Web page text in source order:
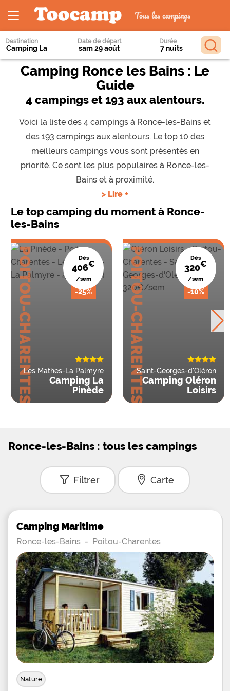
Tous les campings
Destination Date de départ Durée
Camping Ronce les Bains : Le
Guide
4 campings et 193 aux alentours.
Voici la liste des 4 campings à Ronce-les-Bains et
des 193 campings aux alentours. Le top 10 des
meilleurs campings vous sont présentés en
priorité. Ce sont les plus populaires à Ronce-les-
Bains et à proximité.
> Lire +
Le top camping du moment à Ronce-
les-Bains
POITOU-CHARENTES Dès
406€
/sem
-25%
Les Mathes-La Palmyre
Camping La
Pinède
POITOU-CHARENTES Dès
320€
/sem
-10%
Saint-Georges-d'Oléron
Camping Oléron
Loisirs
Ronce-les-Bains : tous les campings
Filtrer Carte
Camping Maritime
Ronce-les-Bains - Poitou-Charentes
Nature